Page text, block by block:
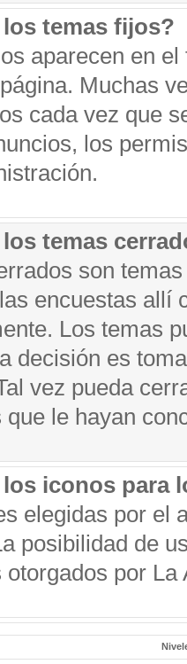
temas fijos?
aparecen en
Muchas
cada vez que
los
temas
son
encuestas allí
Los temas
decisión es
vez pueda
le hayan
iconos para
elegidas por el
posibilidad de
por La